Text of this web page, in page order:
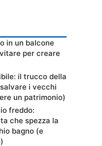
in un balcone
per creare
il trucco della
i vecchi
un patrimonio)
freddo:
che spezza la
bagno (e